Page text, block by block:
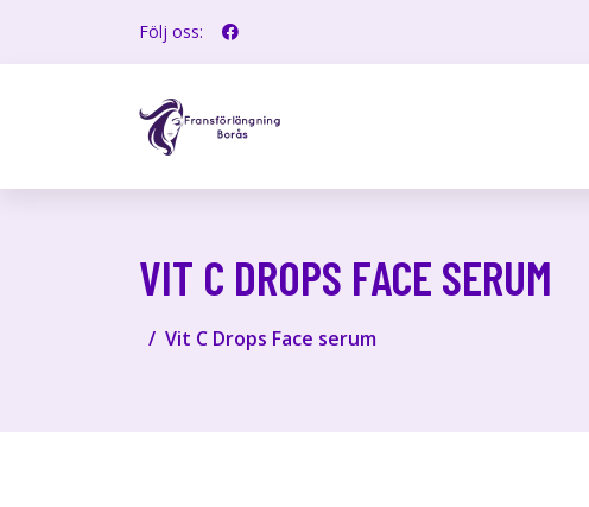
Följ oss:
VIT C DROPS FACE SERUM
Vit C Drops Face serum